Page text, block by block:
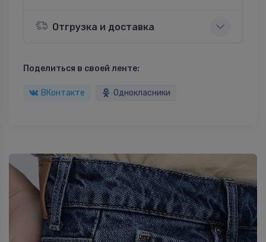
Отгрузка и доставка
Поделиться в своей ленте:
ВКонтакте Однокласники